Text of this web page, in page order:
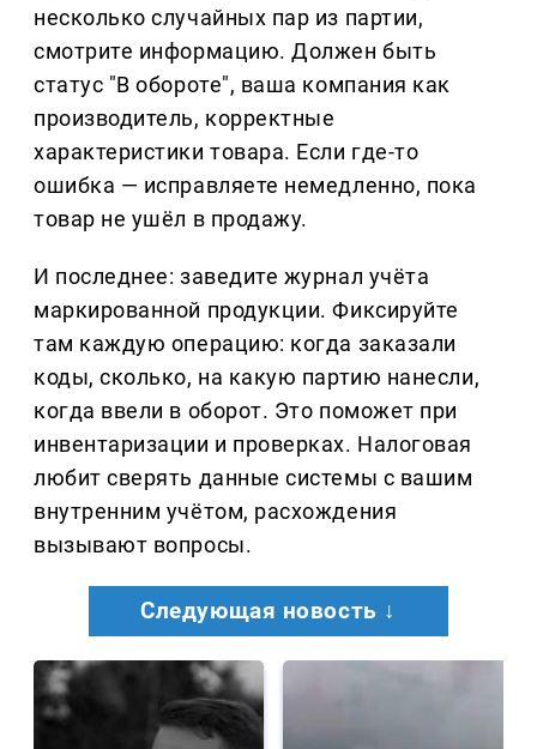
несколько случайных пар из партии,
смотрите информацию. Должен быть
статус "В обороте", ваша компания как
производитель, корректные
характеристики товара. Если где-то
ошибка — исправляете немедленно, пока
товар не ушёл в продажу.
И последнее: заведите журнал учёта
маркированной продукции. Фиксируйте
там каждую операцию: когда заказали
коды, сколько, на какую партию нанесли,
когда ввели в оборот. Это поможет при
инвентаризации и проверках. Налоговая
любит сверять данные системы с вашим
внутренним учётом, расхождения
вызывают вопросы.
Следующая новость ↓